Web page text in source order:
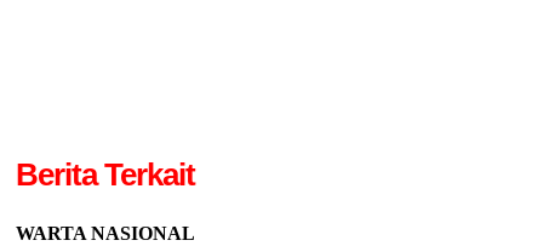
Berita Terkait
WARTA NASIONAL